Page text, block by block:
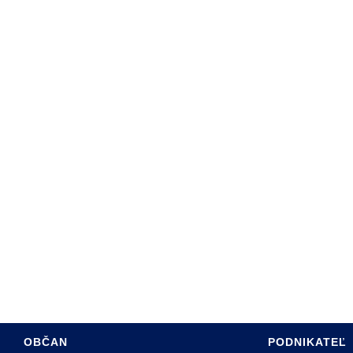
INTERREG PL-SK
OBČAN PODNIKATEĽ